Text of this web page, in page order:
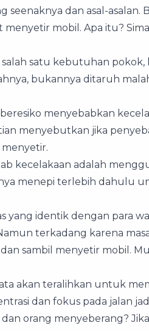
dan asal-asalan.
mobil. Apa itu?
satu kebutuhan pokok,
bukannya ditaruh
menyebabkan
menyebutkan jika
kecelakaan adalah
menepi terlebih dahulu
yang identik dengan para
terkadang karena
sambil menyetir mobil.
akan teralihkan untuk
dan fokus pada jalan
orang menyeberang?